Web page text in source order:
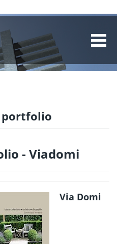
portfolio
- Viadomi
Via Domi